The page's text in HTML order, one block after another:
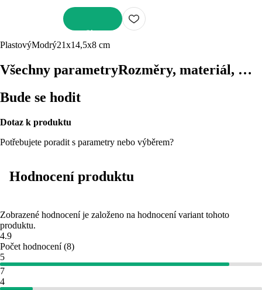
PlastovýModrý21x14,5x8 cm
Všechny parametryRozměry, materiál, …
Bude se hodit
Dotaz k produktu
Potřebujete poradit s parametry nebo výběrem?
Hodnocení produktu
Zobrazené hodnocení je založeno na hodnocení variant tohoto
produktu.
4.9
Počet hodnocení(8)
5
7
4